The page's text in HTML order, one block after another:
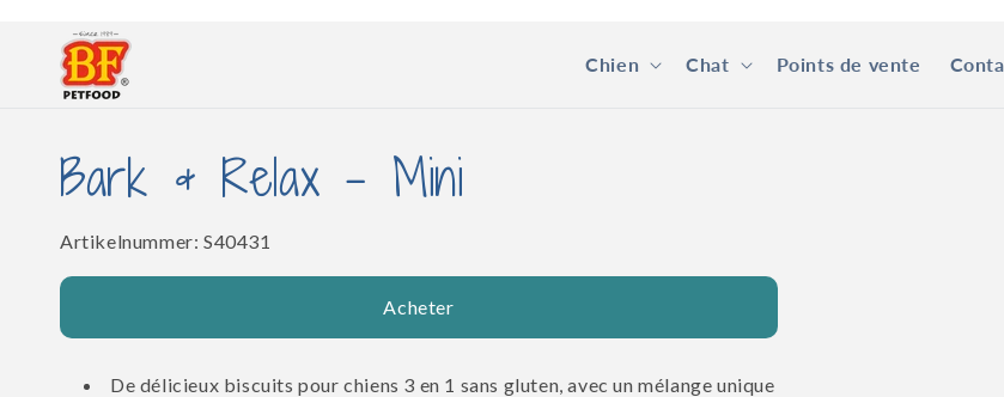
passer
contenu
Chien Chat Points de vente
Bark & ​​Relax - Mini
Artikelnummer: SKU:
S40431
Acheter
De délicieux biscuits pour chiens 3 en 1 sans gluten, avec un mélange unique